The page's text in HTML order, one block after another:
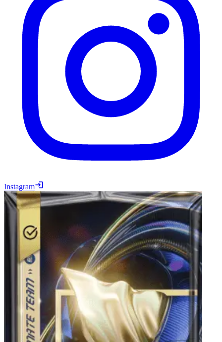
Instagram